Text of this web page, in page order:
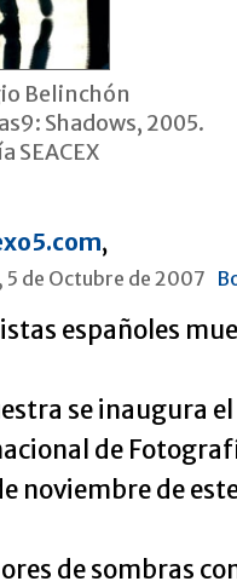
Belinchón
Shadows, 2005.
SEACEX
,
5 de Octubre de 2007
españoles
se inaugura
de
noviembre de
de sombras